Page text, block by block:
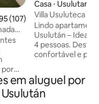
de uma avaliação média de
(107)
por
e
casa
Casa ⋅ Usulutan
Villa Usuluteca
Lindo
Usulután – Ideal
4 pessoas. Desfrute de uma estadia
confortável e
segura e central.
carro, você está a
min do C.C Plaza
em aluguel por